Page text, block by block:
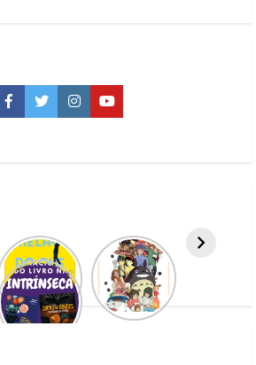
Facebook
TwitterInstagramYouTube